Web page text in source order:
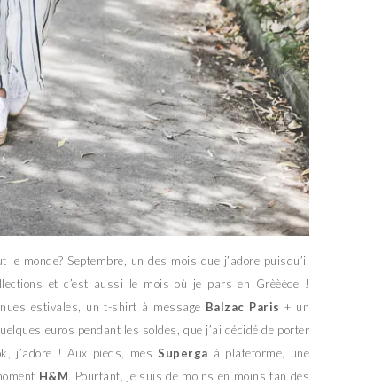
le monde? Septembre, un des mois que j’adore puisqu’il
et c’est aussi le mois où je pars en Grèèèce !
estivales, un t-shirt à message Balzac Paris + un
euros pendant les soldes, que j’ai décidé de porter
j’adore ! Aux pieds, mesSuperga à plateforme, une
H&M. Pourtant, je suis de moins en moins fan des